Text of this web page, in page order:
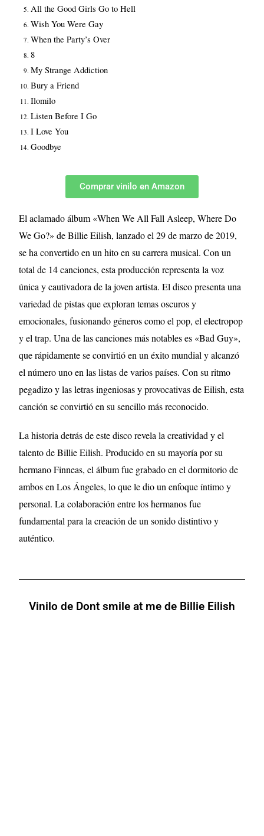
All the Good Girls Go to Hell
Wish You Were Gay
When the Party’s Over
8
My Strange Addiction
Bury a Friend
Ilomilo
Listen Before I Go
I Love You
Goodbye
Comprar vinilo en Amazon
El aclamado álbum «When We All Fall Asleep, Where Do
We Go?» de Billie Eilish, lanzado el 29 de marzo de 2019,
se ha convertido en un hito en su carrera musical. Con un
total de 14 canciones, esta producción representa la voz
única y cautivadora de la joven artista. El disco presenta una
variedad de pistas que exploran temas oscuros y
emocionales, fusionando géneros como el pop, el electropop
y el trap. Una de las canciones más notables es «Bad Guy»,
que rápidamente se convirtió en un éxito mundial y alcanzó
el número uno en las listas de varios países. Con su ritmo
pegadizo y las letras ingeniosas y provocativas de Eilish, esta
canción se convirtió en su sencillo más reconocido.
La historia detrás de este disco revela la creatividad y el
talento de Billie Eilish. Producido en su mayoría por su
hermano Finneas, el álbum fue grabado en el dormitorio de
ambos en Los Ángeles, lo que le dio un enfoque íntimo y
personal. La colaboración entre los hermanos fue
fundamental para la creación de un sonido distintivo y
auténtico.
Vinilo de Dont smile at me de Billie Eilish